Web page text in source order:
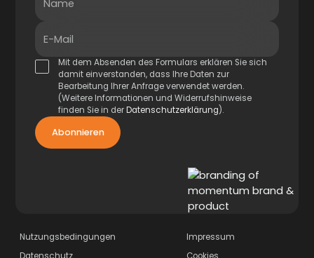
Name
E-Mail
Mit dem Absenden des Formulars erklären Sie sich
damit einverstanden, dass Ihre Daten zur
Bearbeitung Ihrer Anfrage verwendet werden.
(Weitere Informationen und Widerrufshinweise
finden Sie in derDatenschutzerklärung).
Nutzungsbedingungen
Impressum
Datenschutz
Cookies